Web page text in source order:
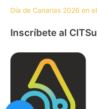
Día de Canarias 2026 en
Inscríbete al